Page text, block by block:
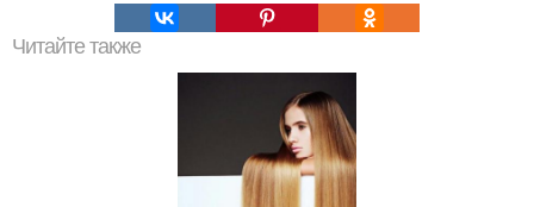
Читайте также